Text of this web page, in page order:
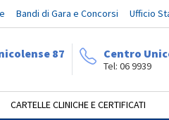
Bandi di Gara e Concorsi Ufficio
87 Centro
Tel: 06 9939
CARTELLE CLINICHE E CERTIFICATI